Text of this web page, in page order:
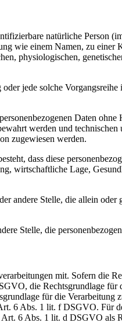
natürliche Person
wie einem Namen, zu
physiologischen,
jede solche
Daten
werden und
zugewiesen werden.
dass diese
wirtschaftliche Lage,
andere Stelle, die allein
Stelle, die
mit. Sofern die
die Rechtsgrundlage
für die
6 Abs. 1 lit. f DSGVO. Für
6 Abs. 1 lit. d DSGVO als